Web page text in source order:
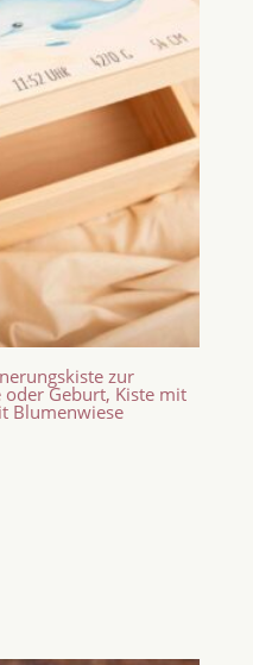
zur
oder Geburt, Kiste mit
Blumenwiese